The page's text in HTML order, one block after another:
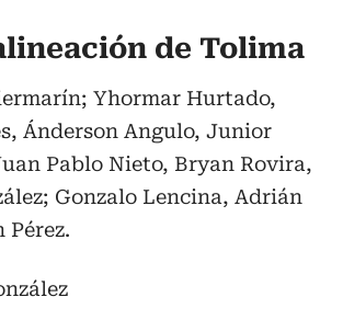
de Tolima
Yhormar Hurtado,
Ánderson Angulo, Junior
Pablo Nieto, Bryan Rovira,
Gonzalo Lencina, Adrián
Pérez.